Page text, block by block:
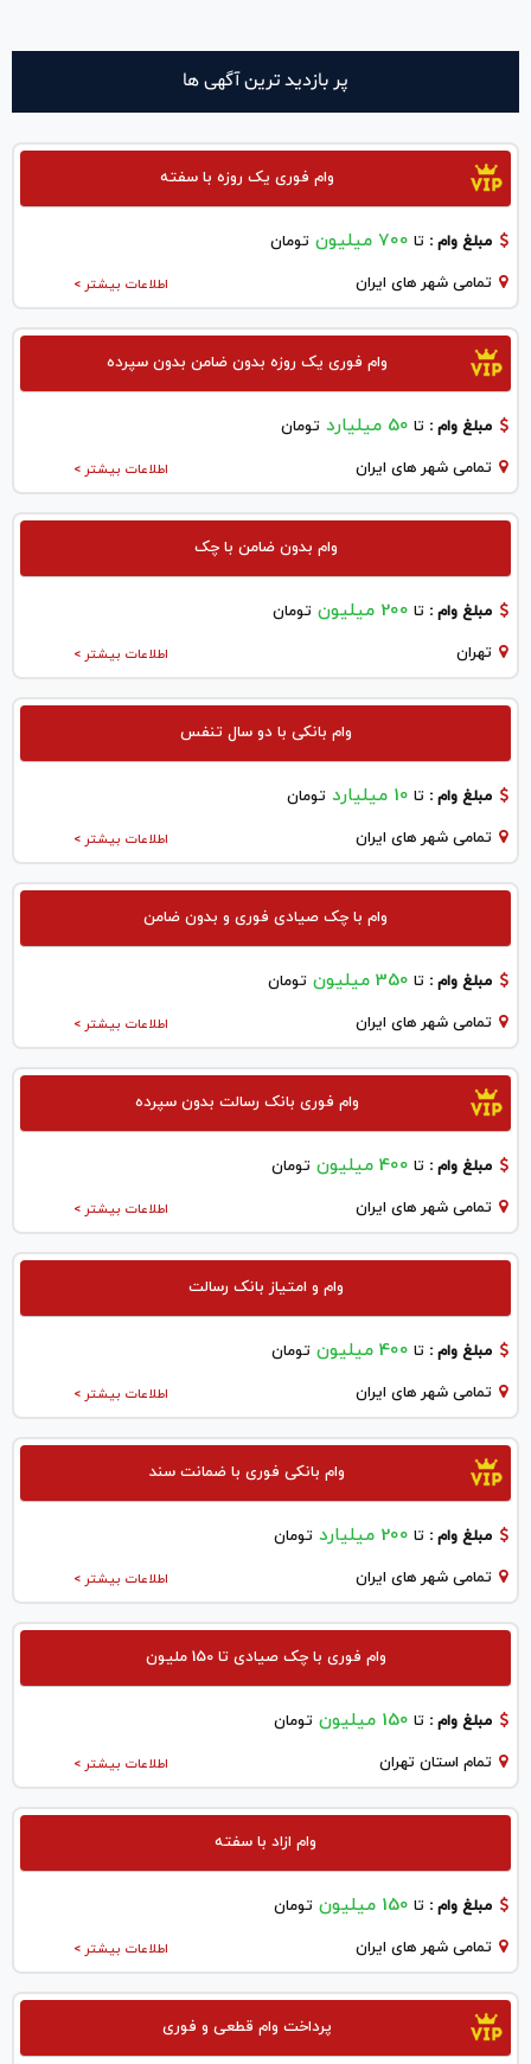
پر بازدید ترین آگهی ها
وام فوری یک روزه با سفته
مبلغ وام : تا 700 میلیون تومان
اطلاعات بیشتر > تمامی شهر های ایران
وام فوری یک روزه بدون ضامن بدون سپرده
مبلغ وام : تا 50 میلیارد تومان
اطلاعات بیشتر > تمامی شهر های ایران
وام بدون ضامن با چک
مبلغ وام : تا 200 میلیون تومان
اطلاعات بیشتر > تهران
وام بانکی با دو سال تنفس
مبلغ وام : تا 10 میلیارد تومان
اطلاعات بیشتر > تمامی شهر های ایران
وام با چک صیادی فوری و بدون ضامن
مبلغ وام : تا 350 میلیون تومان
اطلاعات بیشتر > تمامی شهر های ایران
وام فوری بانک رسالت بدون سپرده
مبلغ وام : تا 400 میلیون تومان
اطلاعات بیشتر > تمامی شهر های ایران
وام و امتیاز بانک رسالت
مبلغ وام : تا 400 میلیون تومان
اطلاعات بیشتر > تمامی شهر های ایران
وام بانکی فوری با ضمانت سند
مبلغ وام : تا 200 میلیارد تومان
اطلاعات بیشتر > تمامی شهر های ایران
وام فوری با چک صیادی تا 150 ملیون
مبلغ وام : تا 150 میلیون تومان
اطلاعات بیشتر > تمام استان تهران
وام ازاد با سفته
مبلغ وام : تا 150 میلیون تومان
اطلاعات بیشتر > تمامی شهر های ایران
پرداخت وام قطعی و فوری